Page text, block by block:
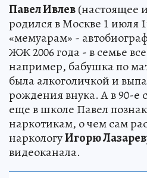
Павел Ивлев(настоящее
родился в Москве 1 июля
«мемуарам» -
ЖЖ 2006 года - в семье
например, бабушка по
была алкоголичкой и
рождения внука. А в 90-е
еще в школе Павел
наркотикам, о чем сам
наркологуИгорю
видеоканала.